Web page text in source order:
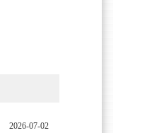
2026-07-02